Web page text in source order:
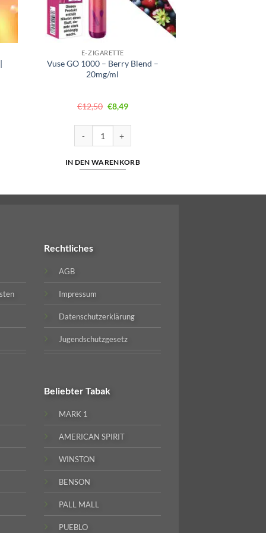
E-ZIGARETTE
Vuse GO 1000 – Berry Blend –
20mg/ml
€12,50 Ursprünglicher
Preis
€8,49Aktueller
IN DEN WARENKORB
Rechtliches
AGB
Impressum
Datenschutzerklärung
Jugendschutzgesetz
BeliebterTabak
MARK 1
AMERICAN SPIRIT
WINSTON
BENSON
PALL MALL
PUEBLO